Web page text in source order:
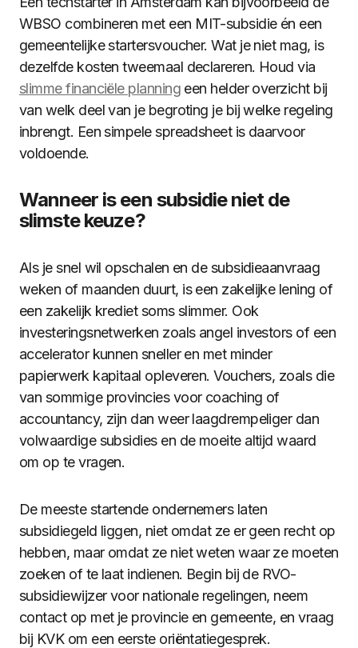
WBSO combineren met een MIT-subsidie én een
gemeentelijke startersvoucher. Wat je niet mag, is
dezelfde kosten tweemaal declareren. Houd via
slimme financiële planningeen helder overzicht bij
van welk deel van je begroting je bij welke regeling
inbrengt. Een simpele spreadsheet is daarvoor
voldoende.
Wanneer is een subsidie niet de
slimste keuze?
Als je snel wil opschalen en de subsidieaanvraag
weken of maanden duurt, is een zakelijke lening of
een zakelijk krediet soms slimmer. Ook
investeringsnetwerken zoals angel investors of een
accelerator kunnen sneller en met minder
papierwerk kapitaal opleveren. Vouchers, zoals die
van sommige provincies voor coaching of
accountancy, zijn dan weer laagdrempeliger dan
volwaardige subsidies en de moeite altijd waard
om op te vragen.
De meeste startende ondernemers laten
subsidiegeld liggen, niet omdat ze er geen recht op
hebben, maar omdat ze niet weten waar ze moeten
zoeken of te laat indienen. Begin bij de RVO-
subsidiewijzer voor nationale regelingen, neem
contact op met je provincie en gemeente, en vraag
bij KVK om een eerste oriëntatiegesprek.